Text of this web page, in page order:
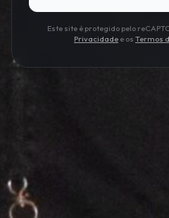
Este site é protegido pelo
Privacidade e os Termos